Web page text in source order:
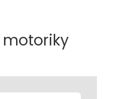
motoriky